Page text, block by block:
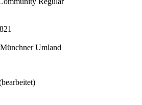
Münchner Umland